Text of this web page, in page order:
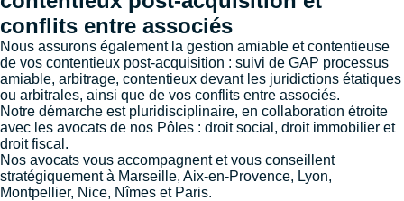
conflits entre associés
Nous assurons également la gestion amiable et contentieuse
de vos contentieux post-acquisition : suivi de GAP processus
amiable, arbitrage, contentieux devant les juridictions étatiques
ou arbitrales, ainsi que de vos conflits entre associés.
Notre démarche est pluridisciplinaire, en collaboration étroite
avec les avocats de nos Pôles : droit social, droit immobilier et
droit fiscal.
Nos avocats vous accompagnent et vous conseillent
stratégiquement à Marseille, Aix-en-Provence, Lyon,
Montpellier, Nice, Nîmes et Paris.